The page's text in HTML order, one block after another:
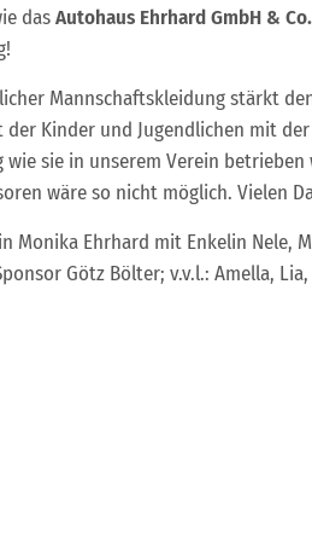
dasAutohaus Ehrhard GmbH &
Mannschaftskleidung stärkt
Kinder und Jugendlichen mit der
wie sie in unserem Verein
wäre so nicht möglich. Vielen
Monika Ehrhard mit Enkelin Nele,
Götz Bölter; v.v.l.: Amella, Lia,